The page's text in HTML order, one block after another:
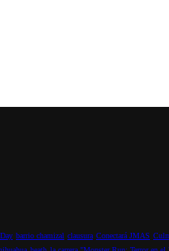
barrio chamizal clausura Conectará JMAS